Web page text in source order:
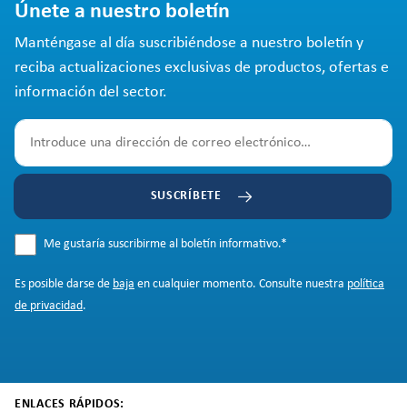
Únete a nuestro boletín
Manténgase al día suscribiéndose a nuestro boletín y
reciba actualizaciones exclusivas de productos, ofertas e
información del sector.
SUSCRÍBETE
Me gustaría suscribirme al boletín informativo.*
Es posible darse de baja en cualquier momento. Consulte nuestra política
de privacidad.
ENLACES RÁPIDOS: